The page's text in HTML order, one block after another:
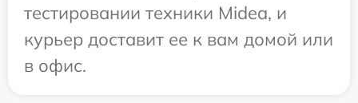
тестировании техники Midea, и
курьер доставит ее к вам домой или
в офис.